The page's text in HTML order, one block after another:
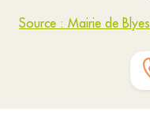
Source : Mairie de Blyes